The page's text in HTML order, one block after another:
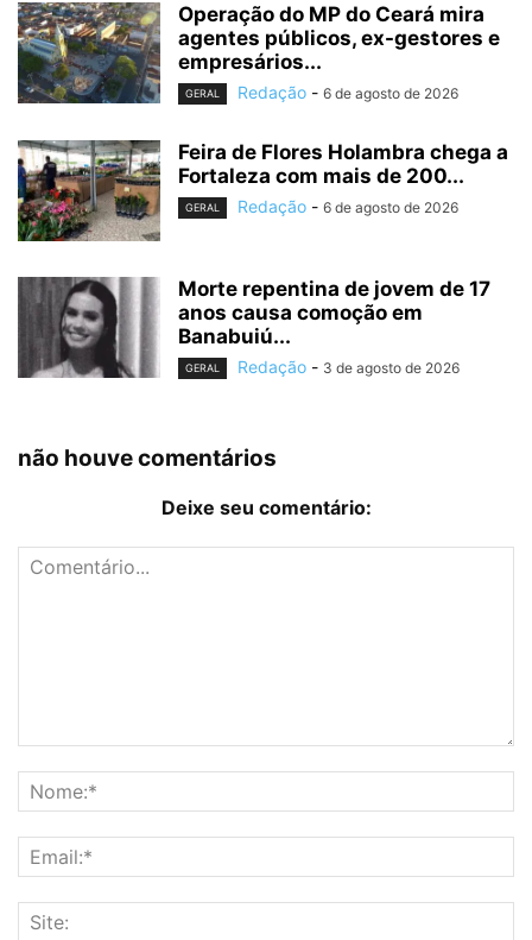
Operação do MP do Ceará mira
agentes públicos, ex-gestores e
empresários...
GERAL Redação - 6 de agosto de 2026
Feira de Flores Holambra chega a
Fortaleza com mais de 200...
GERAL Redação - 6 de agosto de 2026
Morte repentina de jovem de 17
anos causa comoção em
Banabuiú...
GERAL Redação - 3 de agosto de 2026
não houve comentários
Deixe seu comentário: